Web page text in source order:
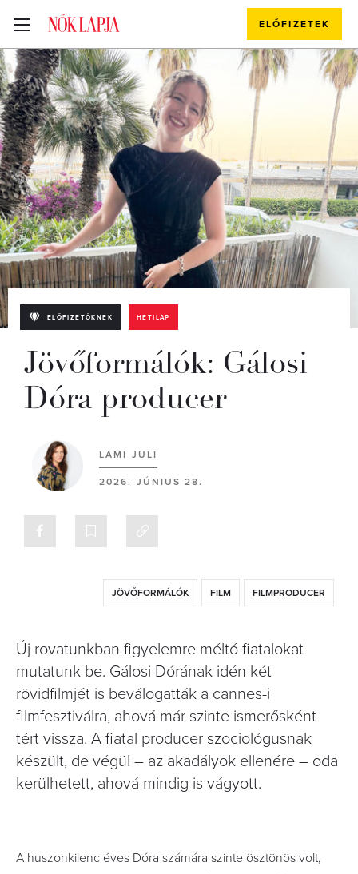
ELŐFIZETEK
ELŐFIZETŐKNEK HETILAP
Jövőformálók: Gálosi
Dóra producer
LAMI JULI
2026. JÚNIUS 28.
JÖVŐFORMÁLÓK FILM FILMPRODUCER
Új rovatunkban figyelemre méltó fiatalokat
mutatunk be. Gálosi Dórának idén két
rövidfilmjét is beválogatták a cannes-i
filmfesztiválra, ahová már szinte ismerősként
tért vissza. A fiatal producer szociológusnak
készült, de végül – az akadályok ellenére – oda
kerülhetett, ahová mindig is vágyott.
A huszonkilenc éves Dóra számára szinte ösztönös volt,